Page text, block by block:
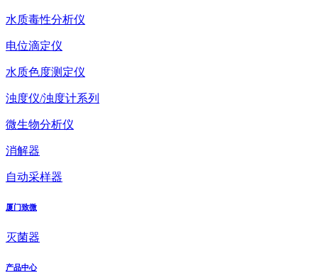
水质毒性分析仪
电位滴定仪
水质色度测定仪
浊度仪/浊度计系列
微生物分析仪
消解器
自动采样器
厦门致微
灭菌器
产品中心